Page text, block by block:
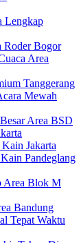
Lengkap
Roder Bogor
Area
Tanggerang
Mewah
Area BSD
Jakarta
Pandeglang
Area Blok M
Bandung
Tepat Waktu